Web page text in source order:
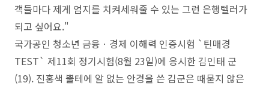
객들마다 제게 엄지를 치켜세워줄 수 있는 그런 은행텔러가
되고 싶어요."
국가공인 청소년 금융ㆍ경제 이해력 인증시험 `틴매경
TEST` 제11회 정기시험(8월 23일)에 응시한 김인태 군
(19). 진홍색 뿔테에 알 없는 안경을 쓴 김군은 때묻지 않은